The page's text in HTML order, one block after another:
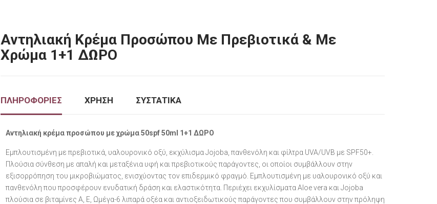
Αντηλιακή Κρέμα Προσώπου Με Πρεβιοτικά & Με
Χρώμα 1+1 ΔΩΡΟ
ΠΛΗΡΟΦΟΡΙΕΣ ΧΡΗΣΗ ΣΥΣΤΑΤΙΚΑ
Αντηλιακή κρέμα προσώπου με χρώμα 50spf 50ml 1+1 ΔΩΡΟ
Εμπλουτισμένη με πρεβιοτικά, υαλουρονικό οξύ, εκχύλισμα Jojoba, πανθενόλη και φίλτρα UVA/UVB με SPF50+.
Πλούσια σύνθεση με απαλή και μεταξένια υφή και πρεβιοτικούς παράγοντες, οι οποίοι συμβάλλουν στην
εξισορρόπηση του μικροβιώματος, ενισχύοντας τον επιδερμικό φραγμό. Εμπλουτισμένη με υαλουρονικό οξύ και
πανθενόλη που προσφέρουν ενυδατική δράση και ελαστικότητα. Περιέχει εκχυλίσματα Aloe vera και Jojoba
πλούσια σε βιταμίνες Α, Ε, Ωμέγα-6 λιπαρά οξέα και αντιοξειδωτικούς παράγοντες που συμβάλλουν στην πρόληψη